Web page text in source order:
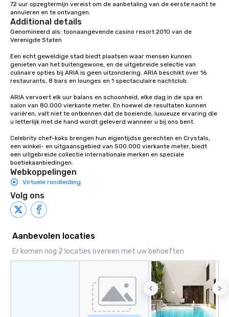
72 uur opzegtermijn vereist om de aanbetaling van de eerste nacht te
annuleren en te ontvangen.
Additional details
Genomineerd als: toonaangevende casino resort 2010 van de
Verenigde Staten
Een echt geweldige stad biedt plaatsen waar mensen kunnen
genieten van het buitengewone, en de uitgebreide selectie van
culinaire opties bij ARIA is geen uitzondering. ARIA beschikt over 16
restaurants, 8 bars en lounges en 1 spectaculaire nachtclub.
ARIA vervoert elk uur balans en schoonheid, elke dag in de spa en
salon van 80.000 vierkante meter. En hoewel de resultaten kunnen
variëren, valt niet te ontkennen dat de boeiende, luxueuze ervaring die
u letterlijk met de hand wordt geleverd wanneer u bij ons bent.
Celebrity chef-koks brengen hun eigentijdse gerechten en Crystals,
een winkel- en uitgaansgebied van 500.000 vierkante meter, biedt
een uitgebreide collectie internationale merken en speciale
boetiekaanbiedingen.
Webkoppelingen
Virtuele rondleiding
Volg ons
Aanbevolen locaties
Er komen nog 2 locaties overeen met uw behoeften